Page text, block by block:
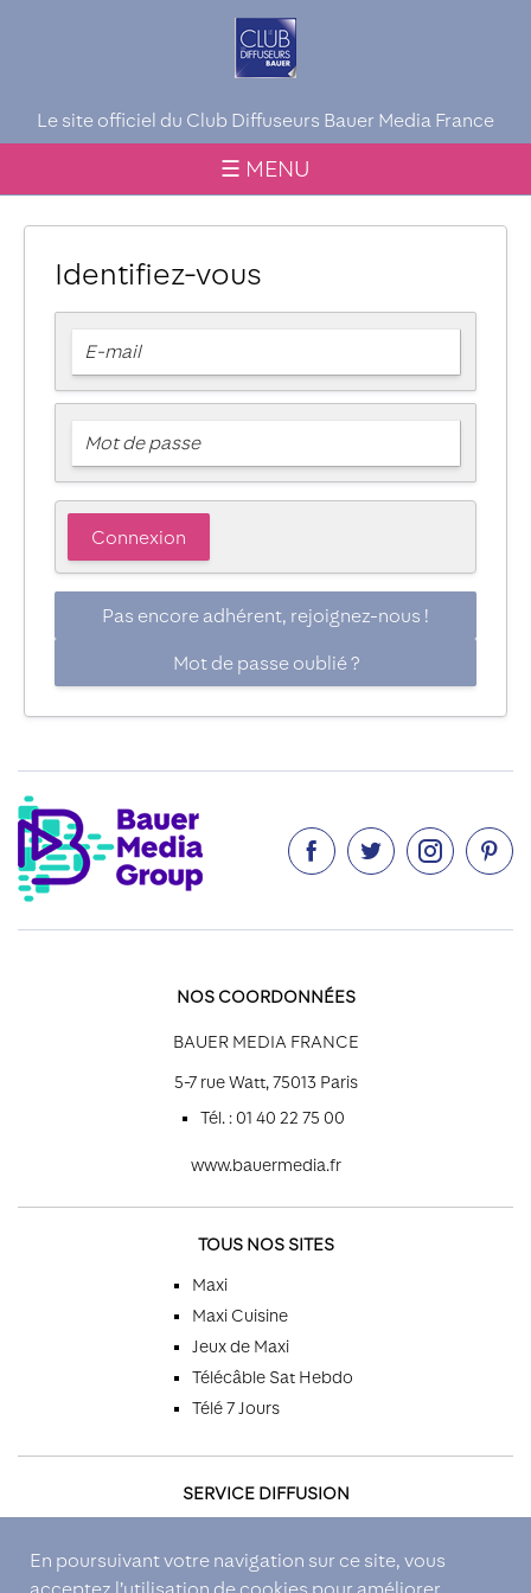
En poursuivant votre navigation sur ce site, vous
Le site officiel du Club Diffuseurs Bauer Media France
☰ MENU
Identifiez-vous
Pas encore adhérent, rejoignez-nous !
Mot de passe oublié ?
   
NOS COORDONNÉES
BAUER MEDIA FRANCE
5-7 rue Watt, 75013 Paris
Tél. : 01 40 22 75 00
www.bauermedia.fr
TOUS NOS SITES
Maxi
Maxi Cuisine
Jeux de Maxi
Télécâble Sat Hebdo
Télé 7 Jours
SERVICE DIFFUSION
Par email